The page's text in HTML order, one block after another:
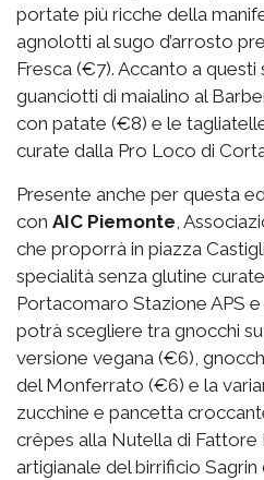
portate più ricche della
agnolotti al sugo d’arrosto
Fresca (€7). Accanto a
guanciotti di maialino al
con patate (€8) e le
curate dalla Pro Loco di
Presente anche per questa
con AIC Piemonte,
che proporrà in piazza
specialità senza glutine
Portacomaro Stazione APS
potrà scegliere tra gnocchi
versione vegana (€6),
del Monferrato (€6) e la
zucchine e pancetta
crêpes alla Nutella di Fattore
artigianale del birrificio